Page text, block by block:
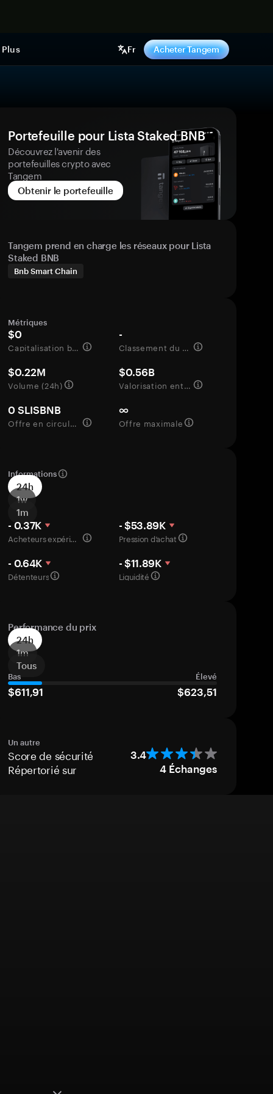
Plus Fr Acheter Tangem
Portefeuille pour Lista Staked BNB
Découvrez l'avenir des
portefeuilles crypto avec
Tangem
Obtenir le portefeuille
Tangem prend en charge les réseaux pour Lista
Staked BNB
Bnb Smart Chain
Métriques
$0
Capitalisation boursière
-
Classement du marché
$0.22M
Volume (24h)
$0.56B
Valorisation entièrement diluée
0 SLISBNB
Offre en circulation
∞
Offre maximale
Informations
24h
1w
1m
- 0.37K
Acheteurs expérimentés
- $53.89K
Pression d’achat
- 0.64K
Détenteurs
- $11.89K
Liquidité
Performance du prix
24h
1m
Tous
Bas Élevé
$611,91 $623,51
Un autre
Score de sécurité 3.4
Répertorié sur 4 Échanges